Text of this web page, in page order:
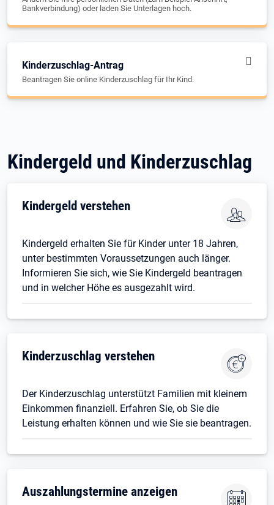
Bankverbindung) oder laden Sie Unterlagen hoch.
Kinderzuschlag-Antrag
Beantragen Sie online Kinderzuschlag für Ihr Kind.
Kindergeld und Kinderzuschlag
Kindergeld verstehen
Kindergeld erhalten Sie für Kinder unter 18 Jahren,
unter bestimmten Voraussetzungen auch länger.
Informieren Sie sich, wie Sie Kindergeld beantragen
und in welcher Höhe es ausgezahlt wird.
Kinderzuschlag verstehen
Der Kinderzuschlag unterstützt Familien mit kleinem
Einkommen finanziell. Erfahren Sie, ob Sie die
Leistung erhalten können und wie Sie sie beantragen.
Auszahlungstermine anzeigen